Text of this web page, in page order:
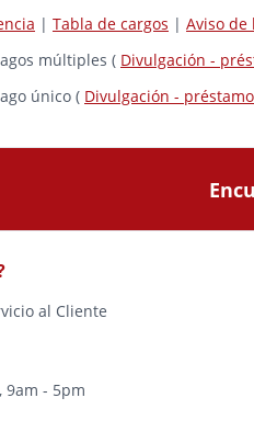
| Tabla de cargos | Aviso de
múltiples ( Divulgación -
único ( Divulgación -
al Cliente
9am - 5pm